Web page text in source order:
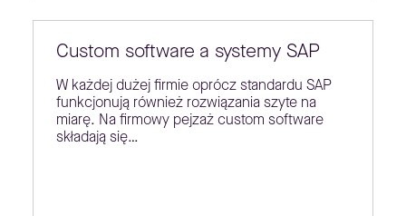
Custom software a systemy SAP
W każdej dużej firmie oprócz standardu SAP
funkcjonują również rozwiązania szyte na
miarę. Na firmowy pejzaż custom software
składają się…